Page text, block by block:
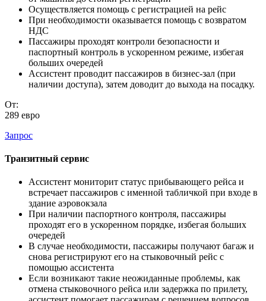
Осуществляется помощь с регистрацией на рейс
При необходимости оказывается помощь с возвратом
НДС
Пассажиры проходят контроли безопасности и
паспортный контроль в ускоренном режиме, избегая
больших очередей
Ассистент проводит пассажиров в бизнес-зал (при
наличии доступа), затем доводит до выхода на посадку.
От:
289 евро
Запрос
Транзитный сервис
Ассистент мониторит статус прибывающего рейса и
встречает пассажиров с именной табличкой при входе в
здание аэровокзала
При наличии паспортного контроля, пассажиры
проходят его в ускоренном порядке, избегая больших
очередей
В случае необходимости, пассажиры получают багаж и
снова регистрируют его на стыковочный рейс с
помощью ассистента
Если возникают такие неожиданные проблемы, как
отмена стыковочного рейса или задержка по прилету,